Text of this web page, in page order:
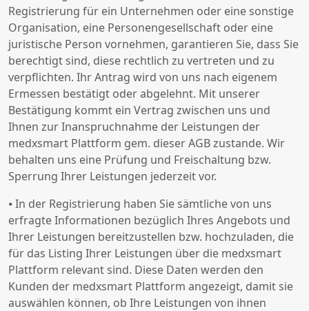
Registrierung für ein Unternehmen oder eine sonstige
Organisation, eine Personengesellschaft oder eine
juristische Person vornehmen, garantieren Sie, dass Sie
berechtigt sind, diese rechtlich zu vertreten und zu
verpflichten. Ihr Antrag wird von uns nach eigenem
Ermessen bestätigt oder abgelehnt. Mit unserer
Bestätigung kommt ein Vertrag zwischen uns und
Ihnen zur Inanspruchnahme der Leistungen der
medxsmart Plattform gem. dieser AGB zustande. Wir
behalten uns eine Prüfung und Freischaltung bzw.
Sperrung Ihrer Leistungen jederzeit vor.
⦁ In der Registrierung haben Sie sämtliche von uns
erfragte Informationen bezüglich Ihres Angebots und
Ihrer Leistungen bereitzustellen bzw. hochzuladen, die
für das Listing Ihrer Leistungen über die medxsmart
Plattform relevant sind. Diese Daten werden den
Kunden der medxsmart Plattform angezeigt, damit sie
auswählen können, ob Ihre Leistungen von ihnen